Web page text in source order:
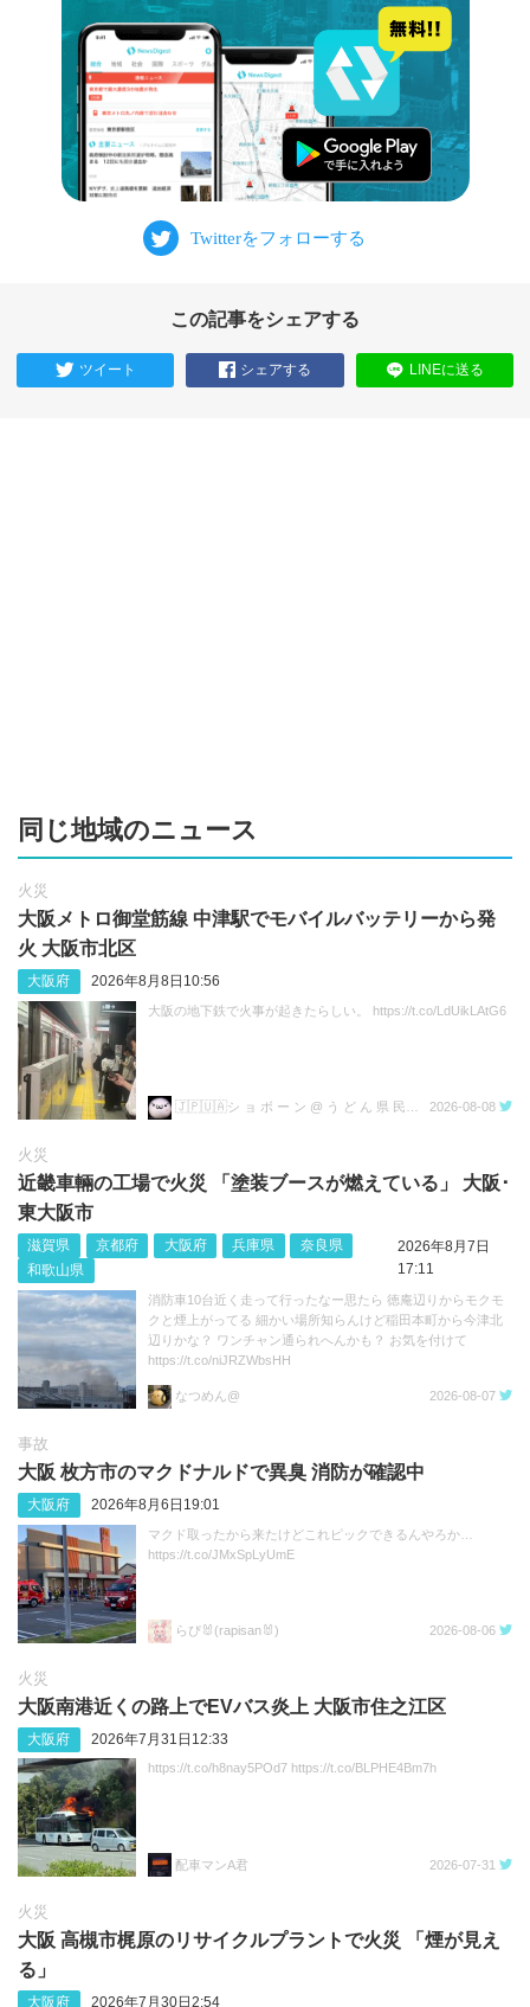
この記事をシェアする
ツイート シェアする LINEに送る
同じ地域のニュース
火災
大阪メトロ御堂筋線 中津駅でモバイルバッテリーから発
火 大阪市北区
大阪府 2026年8月8日10:56
大阪の地下鉄で火事が起きたらしい。 https://t.co/LdUikLAtG6
2026-08-08
火災
近畿車輛の工場で火災 「塗装ブースが燃えている」 大阪･
東大阪市
滋賀県 京都府 大阪府 兵庫県
奈良県
和歌山県
2026年8月7日
17:11
消防車10台近く走って行ったなー思たら 徳庵辺りからモクモ
クと煙上がってる 細かい場所知らんけど稲田本町から今津北
辺りかな？ ワンチャン通られへんかも？ お気を付けて
https://t.co/niJRZWbsHH
なつめん@ 2026-08-07
事故
大阪 枚方市のマクドナルドで異臭 消防が確認中
大阪府 2026年8月6日19:01
マクド取ったから来たけどこれピックできるんやろか…
https://t.co/JMxSpLyUmE
らぴ🐰(rapisan🐰) 2026-08-06
火災
大阪南港近くの路上でEVバス炎上 大阪市住之江区
大阪府 2026年7月31日12:33
https://t.co/h8nay5POd7 https://t.co/BLPHE4Bm7h
配車マンA君 2026-07-31
火災
大阪 高槻市梶原のリサイクルプラントで火災 「煙が見え
る」
大阪府 2026年7月30日2:54